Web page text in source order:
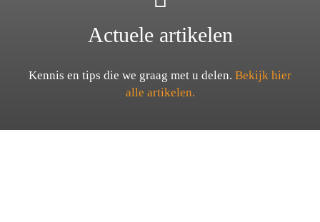
Actuele artikelen
Kennis en tips die we graag met u delen. Bekijk hier
alle artikelen.